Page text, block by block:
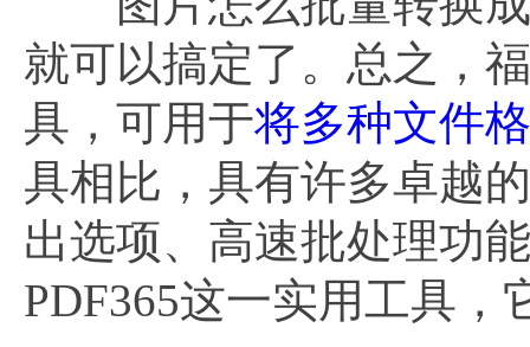
就可以搞定了。总之，
具，可用于将多种文件
具相比，具有许多卓越
出选项、高速批处理功
PDF365这一实用工具